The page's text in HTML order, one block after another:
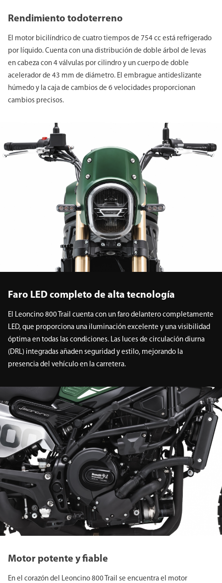
Rendimiento todoterreno
El motor bicilíndrico de cuatro tiempos de 754 cc está refrigerado
por líquido. Cuenta con una distribución de doble árbol de levas
en cabeza con 4 válvulas por cilindro y un cuerpo de doble
acelerador de 43 mm de diámetro. El embrague antideslizante
húmedo y la caja de cambios de 6 velocidades proporcionan
cambios precisos.
Faro LED completo de alta tecnología
El Leoncino 800 Trail cuenta con un faro delantero completamente
LED, que proporciona una iluminación excelente y una visibilidad
óptima en todas las condiciones. Las luces de circulación diurna
(DRL) integradas añaden seguridad y estilo, mejorando la
presencia del vehículo en la carretera.
Motor potente y fiable
En el corazón del Leoncino 800 Trail se encuentra el motor